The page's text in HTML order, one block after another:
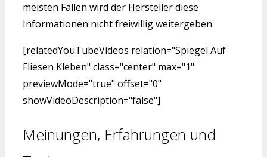
meisten Fällen wird der Hersteller diese
Informationen nicht freiwillig weitergeben.
[relatedYouTubeVideos relation="Spiegel Auf
Fliesen Kleben" class="center" max="1"
previewMode="true" offset="0"
showVideoDescription="false"]
Meinungen, Erfahrungen und